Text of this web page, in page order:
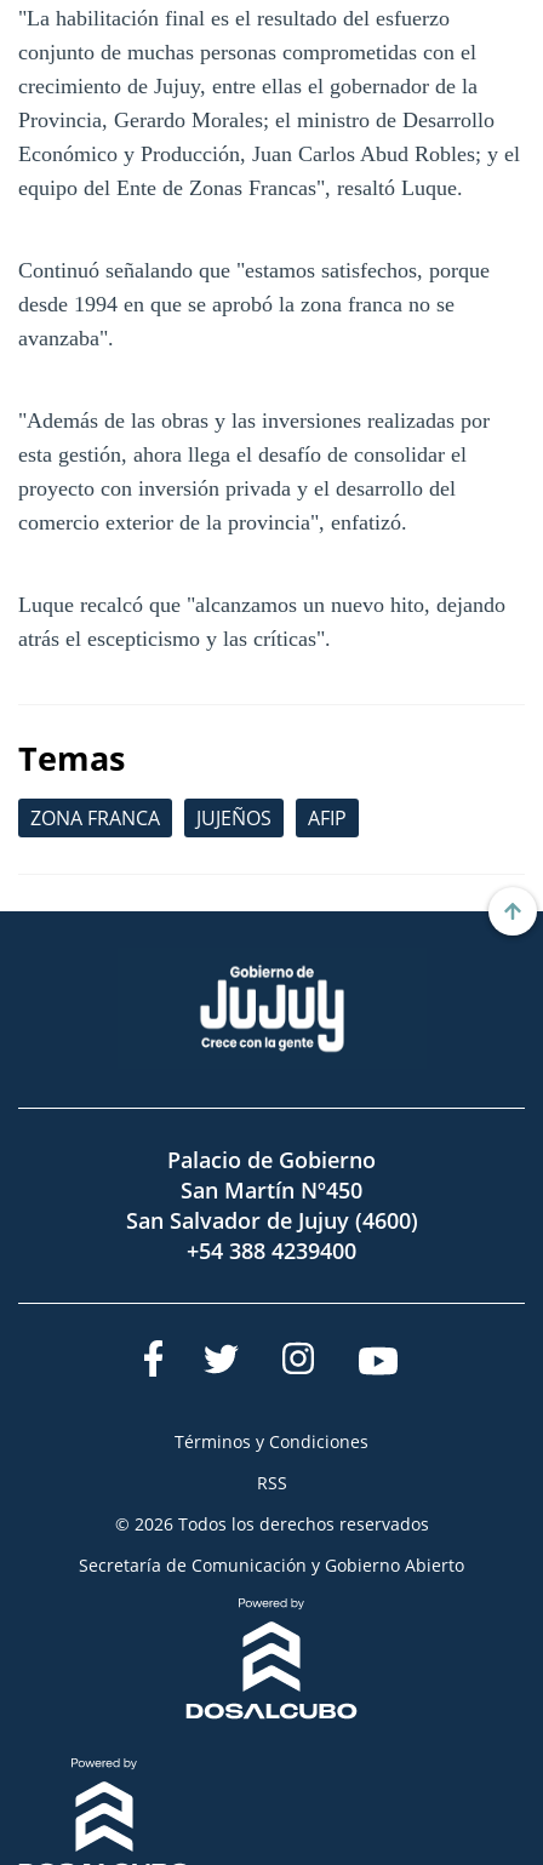
"La habilitación final es el resultado del esfuerzo
conjunto de muchas personas comprometidas con el
crecimiento de Jujuy, entre ellas el gobernador de la
Provincia, Gerardo Morales; el ministro de Desarrollo
Económico y Producción, Juan Carlos Abud Robles; y el
equipo del Ente de Zonas Francas", resaltó Luque.
Continuó señalando que "estamos satisfechos, porque
desde 1994 en que se aprobó la zona franca no se
avanzaba".
"Además de las obras y las inversiones realizadas por
esta gestión, ahora llega el desafío de consolidar el
proyecto con inversión privada y el desarrollo del
comercio exterior de la provincia", enfatizó.
Luque recalcó que "alcanzamos un nuevo hito, dejando
atrás el escepticismo y las críticas".
Temas
ZONA FRANCA JUJEÑOS AFIP
Palacio de Gobierno
San Martín Nº450
San Salvador de Jujuy (4600)
+54 388 4239400
Términos y Condiciones
RSS
© 2026 Todos los derechos reservados
Secretaría de Comunicación y Gobierno Abierto